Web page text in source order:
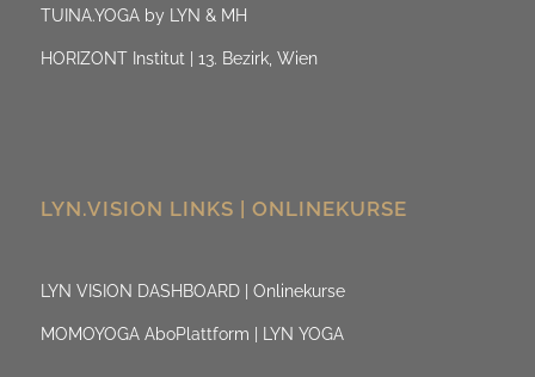
TUINA.YOGA by LYN & MH
HORIZONT Institut | 13. Bezirk, Wien
LYN.VISION LINKS | ONLINEKURSE
LYN VISION DASHBOARD | Onlinekurse
MOMOYOGA AboPlattform | LYN YOGA